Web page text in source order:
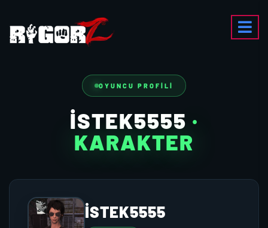
OYUNCU PROFILI
ISTEK5555 ·
KARAKTER
ISTEK5555